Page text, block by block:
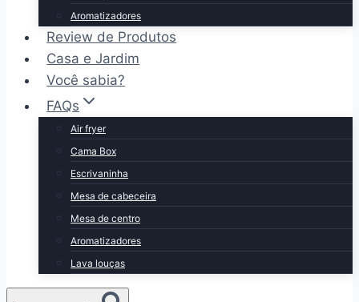
Aromatizadores
Review de Produtos
Casa e Jardim
Você sabia?
FAQs
Air fryer
Cama Box
Escrivaninha
Mesa de cabeceira
Mesa de centro
Aromatizadores
Lava louças